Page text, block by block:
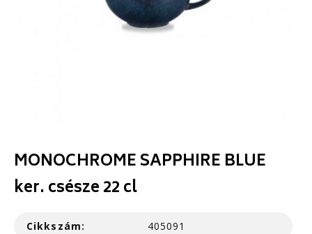
MONOCHROME SAPPHIRE BLUE
ker. csésze 22 cl
Cikkszám: 405091